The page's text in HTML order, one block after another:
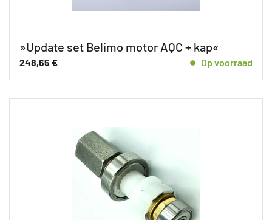
»Update set Belimo motor AQC + kap«
248,65 € Op voorraad